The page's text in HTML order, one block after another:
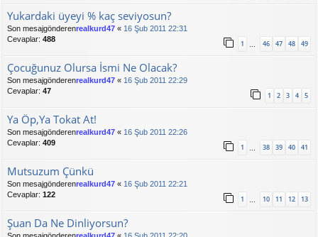
Yukardaki üyeyi % kaç seviyosun?
Son mesajgönderenrealkurd47 « 16 Şub 2011 22:31
Cevaplar: 488 1 … 46 47 48 49
Çocuğunuz Olursa İsmi Ne Olacak?
Son mesajgönderenrealkurd47 « 16 Şub 2011 22:29
Cevaplar: 47 1 2 3 4 5
Ya Öp,Ya Tokat At!
Son mesajgönderenrealkurd47 « 16 Şub 2011 22:26
Cevaplar: 409 1 … 38 39 40 41
Mutsuzum Çünkü
Son mesajgönderenrealkurd47 « 16 Şub 2011 22:21
Cevaplar: 122 1 … 10 11 12 13
Şuan Da Ne Dinliyorsun?